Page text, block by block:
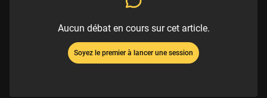
Aucun débat en cours sur cet article.
Soyez le premier à lancer une session